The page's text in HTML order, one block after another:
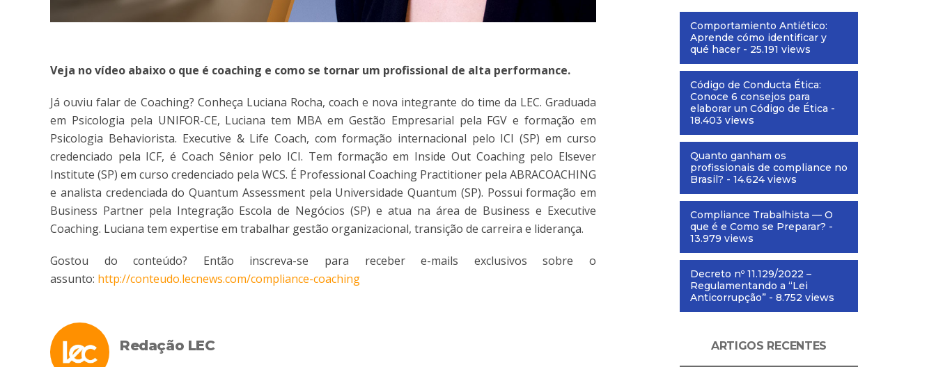
Veja no vídeo abaixo o que é coaching e como se tornar um profissional de alta performance.
Já ouviu falar de Coaching? Conheça Luciana Rocha, coach e nova integrante do time da LEC. Graduada
em Psicologia pela UNIFOR-CE, Luciana tem MBA em Gestão Empresarial pela FGV e formação em
Psicologia Behaviorista. Executive & Life Coach, com formação internacional pelo ICI (SP) em curso
credenciado pela ICF, é Coach Sênior pelo ICI. Tem formação em Inside Out Coaching pelo Elsever
Institute (SP) em curso credenciado pela WCS. É Professional Coaching Practitioner pela ABRACOACHING
e analista credenciada do Quantum Assessment pela Universidade Quantum (SP). Possui formação em
Business Partner pela Integração Escola de Negócios (SP) e atua na área de Business e Executive
Coaching. Luciana tem expertise em trabalhar gestão organizacional, transição de carreira e liderança.
Gostou do conteúdo? Então inscreva-se para receber e-mails exclusivos sobre o
assunto: http://conteudo.lecnews.com/compliance-coaching
Redação LEC
Comportamiento Antiético:
Aprende cómo identificar y
qué hacer - 25.191 views
Código de Conducta Ética:
Conoce 6 consejos para
elaborar un Código de Ética -
18.403 views
Quanto ganham os
profissionais de compliance no
Brasil? - 14.624 views
Compliance Trabalhista — O
que é e Como se Preparar? -
13.979 views
Decreto nº 11.129/2022 –
Regulamentando a “Lei
Anticorrupção” - 8.752 views
ARTIGOS RECENTES